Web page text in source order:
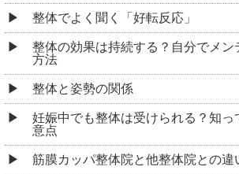
整体でよく聞く「好転反応」
整体の効果は持続する？自分でメン
方法
整体と姿勢の関係
妊娠中でも整体は受けられる？知っ
意点
筋膜カッパ整体院と他整体院との違